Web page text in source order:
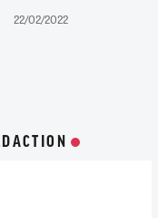
22/02/2022